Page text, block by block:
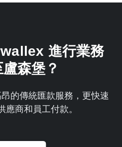
進行業務
森堡？
的傳統匯款服務，更快速
應商和員工付款。